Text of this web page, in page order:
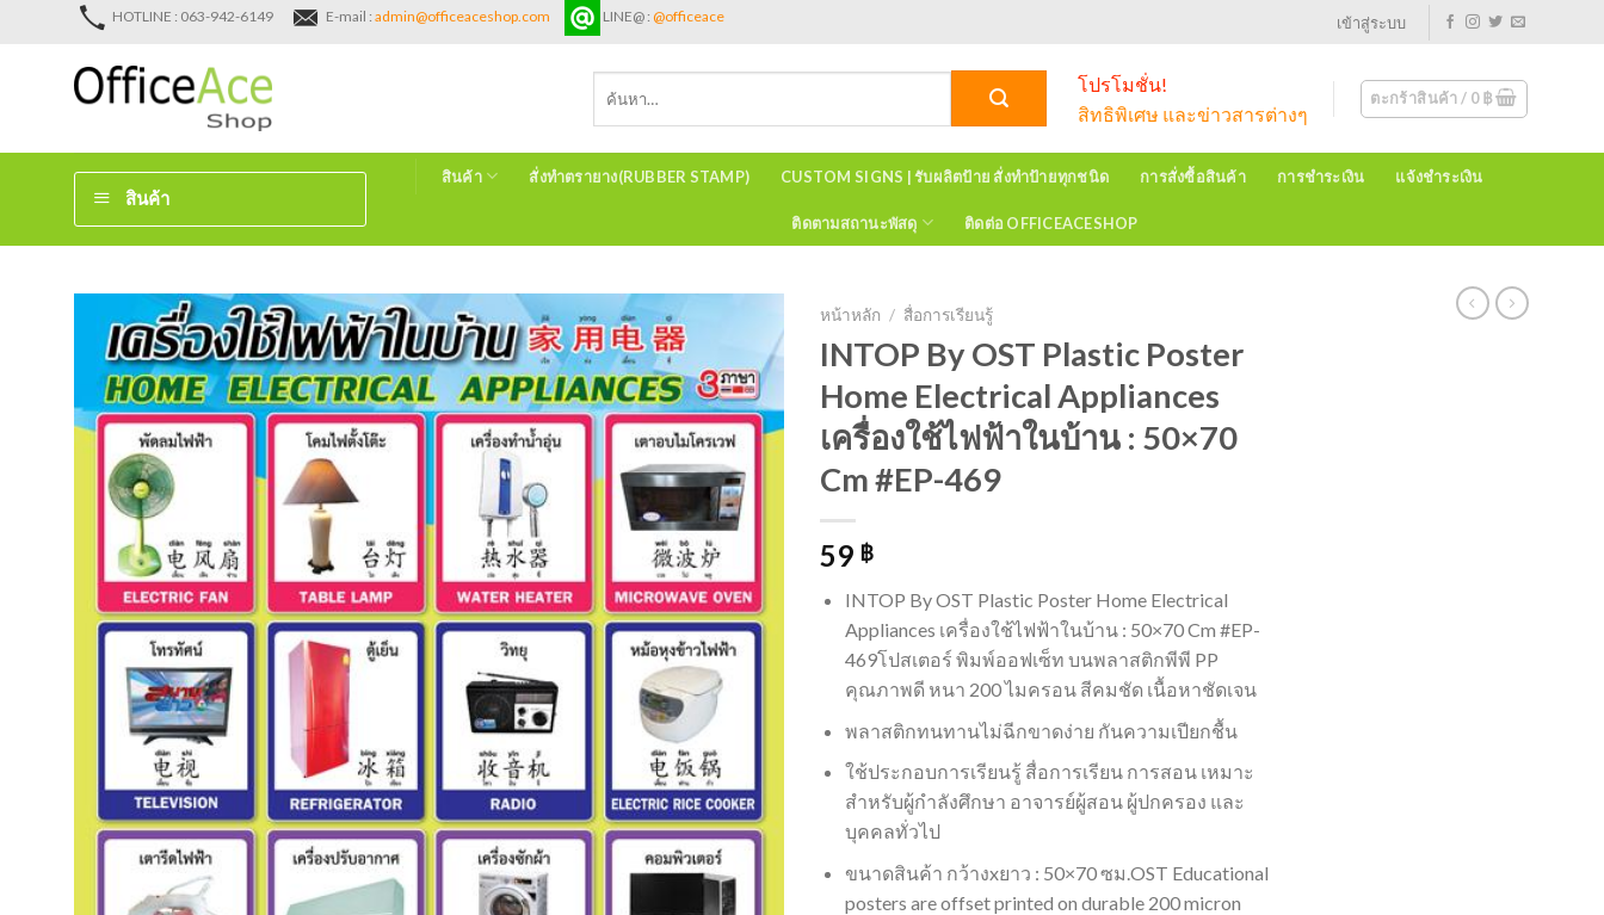
HOTLINE : 063-942-6149 E-mail : admin@officeaceshop.com LINE@ : @officeace เข้าสู่ระบบ
โปรโมชั่น!
สิทธิพิเศษ และข่าวสารต่างๆ
ตะกร้าสินค้า / 0฿
สินค้า
สินค้า สั่งทำตรายาง(RUBBER STAMP) CUSTOM SIGNS | รับผลิตป้าย สั่งทำป้ายทุกชนิด การสั่งซื้อสินค้า การชำระเงิน แจ้งชำระเงิน
ติดตามสถานะพัสดุ ติดต่อ OFFICEACESHOP
หน้าหลัก / สื่อการเรียนรู้
INTOP By OST Plastic Poster
Home Electrical Appliances
เครื่องใช้ไฟฟ้าในบ้าน : 50×70
Cm #EP-469
59 ฿
INTOP By OST Plastic Poster Home Electrical
Appliances เครื่องใช้ไฟฟ้าในบ้าน : 50×70 Cm #EP-
469โปสเตอร์ พิมพ์ออฟเซ็ท บนพลาสติกพีพี PP
คุณภาพดี หนา 200 ไมครอน สีคมชัด เนื้อหาชัดเจน
พลาสติกทนทานไม่ฉีกขาดง่าย กันความเปียกชื้น
ใช้ประกอบการเรียนรู้ สื่อการเรียน การสอน เหมาะ
สำหรับผู้กำลังศึกษา อาจารย์ผู้สอน ผู้ปกครอง และ
บุคคลทั่วไป
ขนาดสินค้า กว้างxยาว : 50×70 ซม.OST Educational
posters are offset printed on durable 200 micron